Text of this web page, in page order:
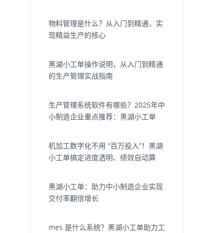
物料管理是什么？从入门到精通，实
现精益生产的核心
黑湖小工单操作说明，从入门到精通
的生产管理实战指南
生产管理系统软件有哪些？2025年中
小制造企业重点推荐：黑湖小工单
机加工数字化不用 “百万投入”！黑湖
小工单搞定进度透明、绩效自动算
黑湖小工单：助力中小制造企业实现
交付率翻倍增长
mes 是什么系统？黑湖小工单助力工